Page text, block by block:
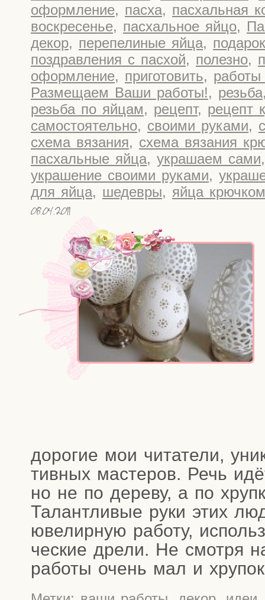
оформление, пасха, пасхальная
воскресенье, пасхальное яйцо,
декор, перепелиные яйца,
поздравления с пасхой, полезно,
оформление, приготовить,
Размещаем Ваши работы!, резьба
резьба по яйцам, рецепт, рецепт
самостоятельно, своими руками,
схема вязания, схема вязания
пасхальные яйца, украшаем сами
украшение своими руками,
для яйца, шедевры, яйца крючком
08.04.2011
доро­гие мои чита­те­ли,
тив­ных масте­ров. Речь
но не по дере­ву, а по
Талант­ли­вые руки этих
юве­лир­ную рабо­ту,
че­ские дре­ли. Не смот­ря
рабо­ты очень мал и